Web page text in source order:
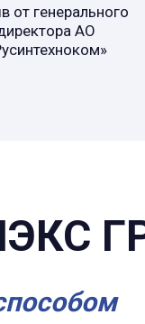
от генерального
АО